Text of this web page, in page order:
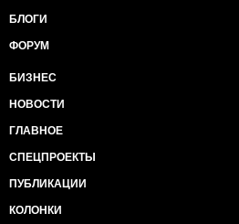
БЛОГИ
ФОРУМ
БИЗНЕС
НОВОСТИ
ГЛАВНОЕ
СПЕЦПРОЕКТЫ
ПУБЛИКАЦИИ
КОЛОНКИ